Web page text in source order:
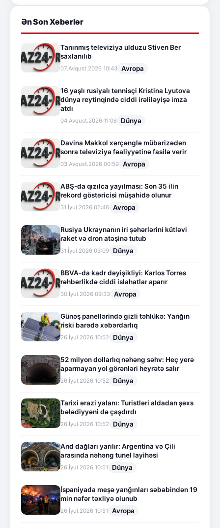
Ən Son Xəbərlər
Tanınmış televiziya ulduzu Stiven Ber
saxlanılıb
07.Avqust.2026 10:43 Avropa
16 yaşlı rusiyalı tennisçi Kristina Lyutova
dünya reytinqində ciddi irəliləyişə imza
atdı
04.Avqust.2026 11:06 Dünya
Davina Makkol xərçənglə mübarizədən
sonra televiziya fəaliyyətinə fasilə verir
03.Avqust.2026 00:59 Avropa
ABŞ-da qızılca yayılması: Son 35 ilin
rekord göstəricisi müşahidə olunur
31.İyul.2026 05:46 Avropa
Rusiya Ukraynanın iri şəhərlərini kütləvi
raket və dron atəşinə tutub
31.İyul.2026 03:09 Dünya
BBVA-da kadr dəyişikliyi: Karlos Torres
rəhbərlikdə ciddi islahatlar aparır
30.İyul.2026 09:33 Avropa
Günəş panellərində gizli təhlükə: Yanğın
riski barədə xəbərdarlıq
26.İyul.2026 10:52 Dünya
52 milyon dollarlıq nəhəng səhv: Heç yerə
aparmayan yol görənləri heyrətə salır
26.İyul.2026 10:52 Dünya
Tarixi ərazi yalanı: Turistləri aldadan şəxs
bələdiyyəni də çaşdırdı
26.İyul.2026 10:52 Dünya
And dağları yarılır: Argentina və Çili
arasında nəhəng tunel layihəsi
26.İyul.2026 10:51 Dünya
İspaniyada meşə yanğınları səbəbindən 19
min nəfər təxliyə olunub
26.İyul.2026 10:51 Avropa